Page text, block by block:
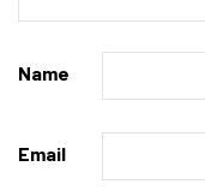
Name
Email